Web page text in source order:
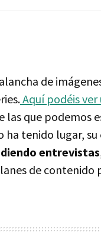
de
Aquí podéis
las que podemos
ha tenido lugar, su
entrevistas
de contenido